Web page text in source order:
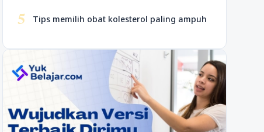
5 Tips memilih obat kolesterol paling ampuh